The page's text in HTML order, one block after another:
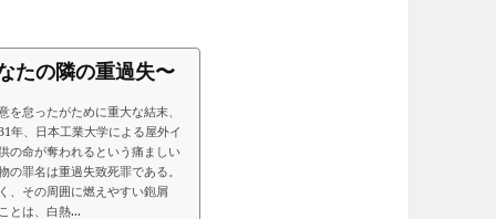
たの隣の重過失〜
怠ったがために重大な結末、
年、日本工業大学による屋外イ
の命が奪われるという痛ましい
罪名は重過失致死罪である。
、その周囲に燃えやすい鉋屑
とは、白熱...